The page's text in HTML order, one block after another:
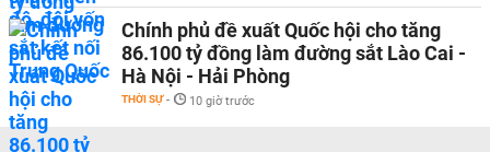
Chính phủ đề xuất Quốc hội cho tăng
86.100 tỷ đồng làm đường sắt Lào Cai -
Hà Nội - Hải Phòng
THỜI SỰ - 10 giờ trước